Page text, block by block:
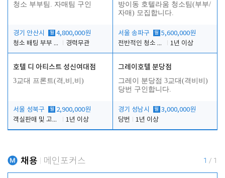
청소 부부팀. 자매팀 구인
경기 안산시 월 4,800,000원
청소 배팅 부부 구합니다
경력무관
방이동 호텔라움 청소팀(부부/
자매) 모집합니다.
서울 송파구 월 5,600,000원
전반적인 청소 업무(객실청소.객실정리)
1년 이상
호텔 디 아티스트 성신여대점
3교대 프론트(격,비,비)
서울 성북구 월 2,900,000원
객실판매 및 고객응대
1년 이상
그레이호텔 분당점
그레이 분당점 3교대(격비비)
당번 구인합니다.
경기 성남시 월 3,000,000원
당번
1년 이상
채용 메인포커스 1 / 1